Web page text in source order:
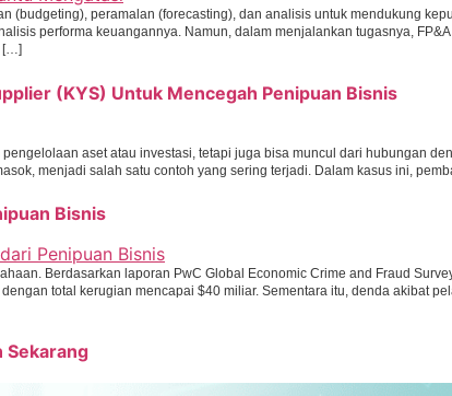
(budgeting), peramalan (forecasting), dan analisis untuk mendukung
performa keuangannya. Namun, dalam menjalankan tugasnya,
[…]
(KYS) Untuk Mencegah Penipuan Bisnis
aset atau investasi, tetapi juga bisa muncul dari hubungan
menjadi salah satu contoh yang sering terjadi. Dalam kasus ini,
Bisnis
Berdasarkan laporan PwC Global Economic Crime and Fraud
total kerugian mencapai $40 miliar. Sementara itu, denda akibat
Sekarang